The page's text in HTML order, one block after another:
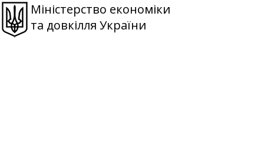
Міністерство економіки
та довкілля України